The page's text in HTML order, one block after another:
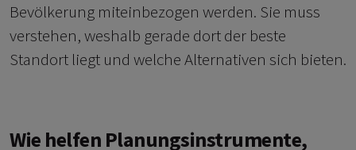
Bevölkerung miteinbezogen werden. Sie muss
verstehen, weshalb gerade dort der beste
Standort liegt und welche Alternativen sich bieten.
Wie helfen Planungsinstrumente,